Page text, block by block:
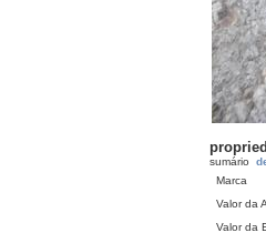
sumário
Marca
Valor da
Valor da